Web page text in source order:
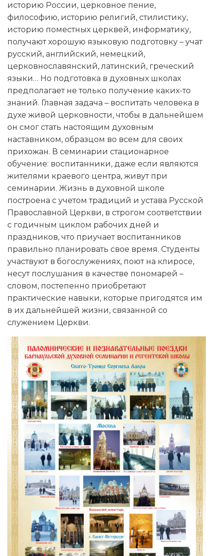
историю России, церковное пение,
философию, историю религий, стилистику,
историю поместных церквей, информатику,
получают хорошую языковую подготовку – учат
русский, английский, немецкий,
церковнославянский, латинский, греческий
языки… Но подготовка в духовных школах
предполагает не только получение каких-то
знаний. Главная задача – воспитать человека в
духе живой церковности, чтобы в дальнейшем
он смог стать настоящим духовным
наставником, образцом во всем для своих
прихожан. В семинарии стационарное
обучение: воспитанники, даже если являются
жителями краевого центра, живут при
семинарии. Жизнь в духовной школе
построена с учетом традиций и устава Русской
Православной Церкви, в строгом соответствии
с годичным циклом рабочих дней и
праздников, что приучает воспитанников
правильно планировать свое время. Студенты
участвуют в богослужениях, поют на клиросе,
несут послушания в качестве пономарей –
словом, постепенно приобретают
практические навыки, которые пригодятся им
в их дальнейшей жизни, связанной со
служением Церкви.